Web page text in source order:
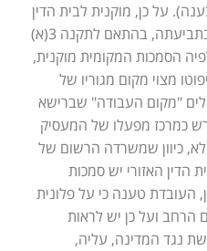
על כן, מוקנית לבית הדין
בירושלים סמכות מקומית לדון בתביעתה, בהתאם לתקנה 3(א)
שלפיה הסמכות המקומית מוקנית,
מצוי מקום מגוריו של
"מקום העבודה" שברישא
יש לפרש כמרכז מפעלו של המעסיק
כיוון שמשרדה הרשום של
הדין האזורי יש סמכות
בתובענה. 3 כמו כן, העובדת טענה כי על פלונית
הרחב ועל כן יש לראות
נגד המדינה, עליה,